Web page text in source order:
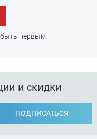
первым
и скидки
ПОДПИСАТЬСЯ